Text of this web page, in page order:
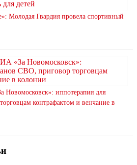
Молодая Гвардия провела спортивный
Новомосковск»: иппотерапия для
контрафактом и венчание в